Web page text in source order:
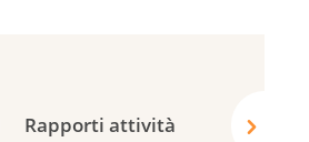
Rapporti attività